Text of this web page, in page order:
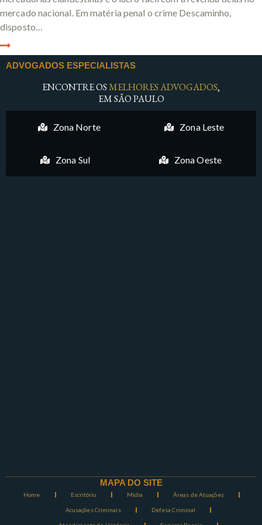
mercado nacional. Em matéria penal o crime Descaminho,
disposto…
ADVOGADOS ESPECIALISTAS
ENCONTRE OSMELHORES ADVOGADOS,
EM SÃO PAULO
Zona Norte Zona Leste
Zona Sul Zona Oeste
MAPA DO SITE
Home Escritório Mídia Áreas de Atuações
Acusações Criminais Defesa Criminal